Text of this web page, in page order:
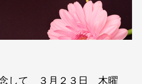
念して ３月２３日 木曜